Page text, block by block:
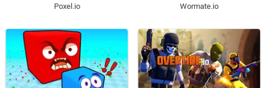
Poxel.io Wormate.io